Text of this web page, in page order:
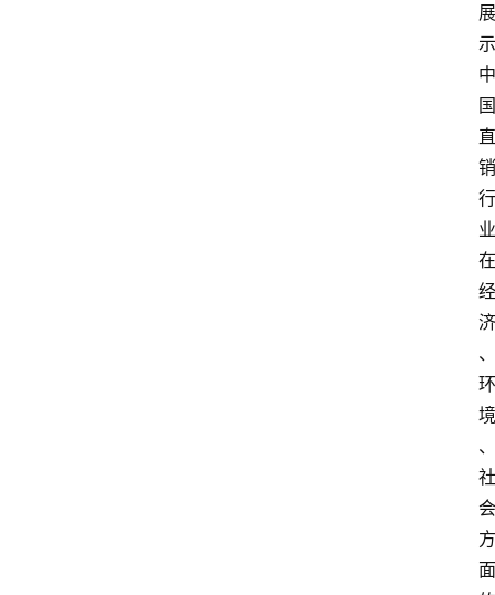
展
示
中
国
直
销
行
业
在
经
济
、
环
境
、
社
会
方
面